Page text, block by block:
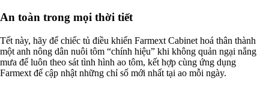
An toàn trong mọi thời tiết
Tết này, hãy để chiếc tủ điều khiển Farmext Cabinet hoá thân thành
một anh nông dân nuôi tôm “chính hiệu” khi không quản ngại nắng
mưa để luôn theo sát tình hình ao tôm, kết hợp cùng ứng dụng
Farmext để cập nhật những chỉ số mới nhất tại ao mỗi ngày.